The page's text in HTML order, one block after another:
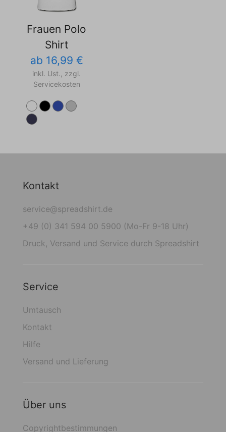
Frauen Polo
Shirt
ab 16,99 €
inkl. Ust., zzgl.
Servicekosten
Kontakt
service@spreadshirt.de
+49 (0) 341 594 00 5900 (Mo-Fr 9-18 Uhr)
Druck, Versand und Service durch Spreadshirt
Service
Umtausch
Kontakt
Hilfe
Versand und Lieferung
Über uns
Copyrightbestimmungen